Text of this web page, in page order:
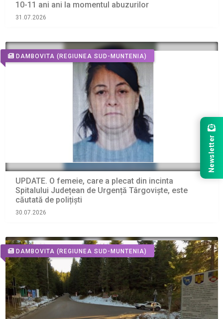
10-11 ani ani la momentul abuzurilor
31.07.2026
DAMBOVITA (REGIUNEA SUD-MUNTENIA)
UPDATE. O femeie, care a plecat din incinta
Spitalului Județean de Urgență Târgoviște, este
căutată de polițiști
30.07.2026
DAMBOVITA (REGIUNEA SUD-MUNTENIA)
Newsletter